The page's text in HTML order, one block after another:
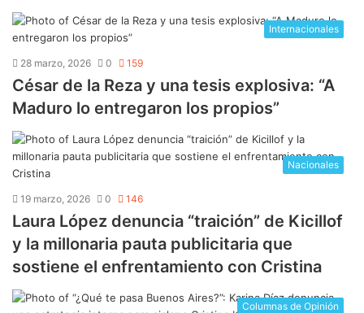
Internacionales
28 marzo, 2026 0 159
César de la Reza y una tesis explosiva: “A
Maduro lo entregaron los propios”
Nacionales
19 marzo, 2026 0 146
Laura López denuncia “traición” de Kicillof
y la millonaria pauta publicitaria que
sostiene el enfrentamiento con Cristina
Columnas de Opinión